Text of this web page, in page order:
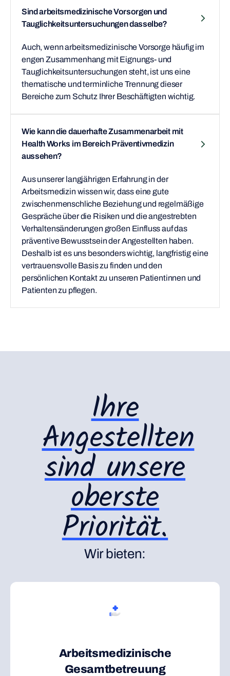
Sind arbeitsmedizinische Vorsorgen und
Tauglichkeitsuntersuchungen dasselbe?
Auch, wenn arbeitsmedizinische Vorsorge häufig im
engen Zusammenhang mit Eignungs- und
Tauglichkeitsuntersuchungen steht, ist uns eine
thematische und terminliche Trennung dieser
Bereiche zum Schutz Ihrer Beschäftigten wichtig.
Wie kann die dauerhafte Zusammenarbeit mit
Health Works im Bereich Präventivmedizin
aussehen?
Aus unserer langjährigen Erfahrung in der
Arbeitsmedizin wissen wir, dass eine gute
zwischenmenschliche Beziehung und regelmäßige
Gespräche über die Risiken und die angestrebten
Verhaltensänderungen großen Einfluss auf das
präventive Bewusstsein der Angestellten haben.
Deshalb ist es uns besonders wichtig, langfristig eine
vertrauensvolle Basis zu finden und den
persönlichen Kontakt zu unseren Patientinnen und
Patienten zu pflegen.
Ihre
Angestellten
sind unsere
oberste
Priorität.
Wir bieten:
Arbeitsmedizinische
Gesamtbetreuung